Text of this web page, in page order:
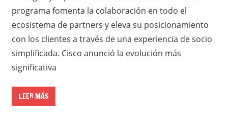
programa fomenta la colaboración en todo el
ecosistema de partners y eleva su posicionamiento
con los clientes a través de una experiencia de socio
simplificada. Cisco anunció la evolución más
significativa
LEER MÁS